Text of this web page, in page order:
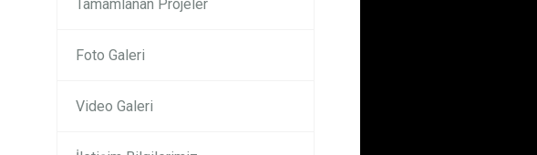
Tamamlanan Projeler
Foto Galeri
Video Galeri